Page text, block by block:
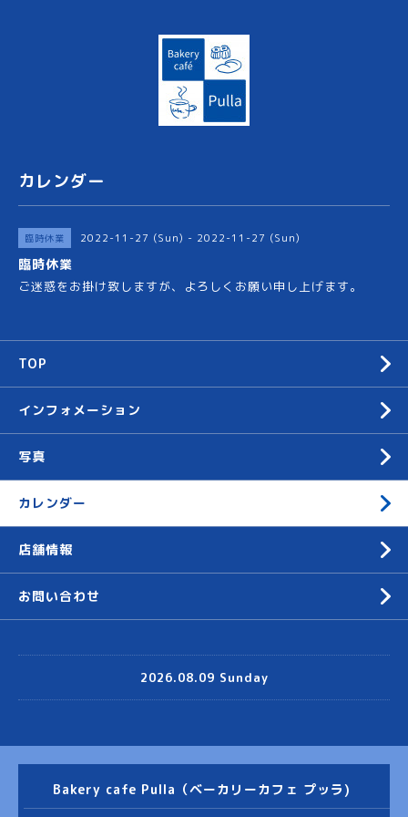
カレンダー
臨時休業 2022-11-27 (Sun) - 2022-11-27 (Sun)
臨時休業
ご迷惑をお掛け致しますが、よろしくお願い申し上げます。
TOP
インフォメーション
写真
カレンダー
店舗情報
お問い合わせ
2026.08.09 Sunday
Bakery cafe Pulla（ベーカリーカフェ プッラ)